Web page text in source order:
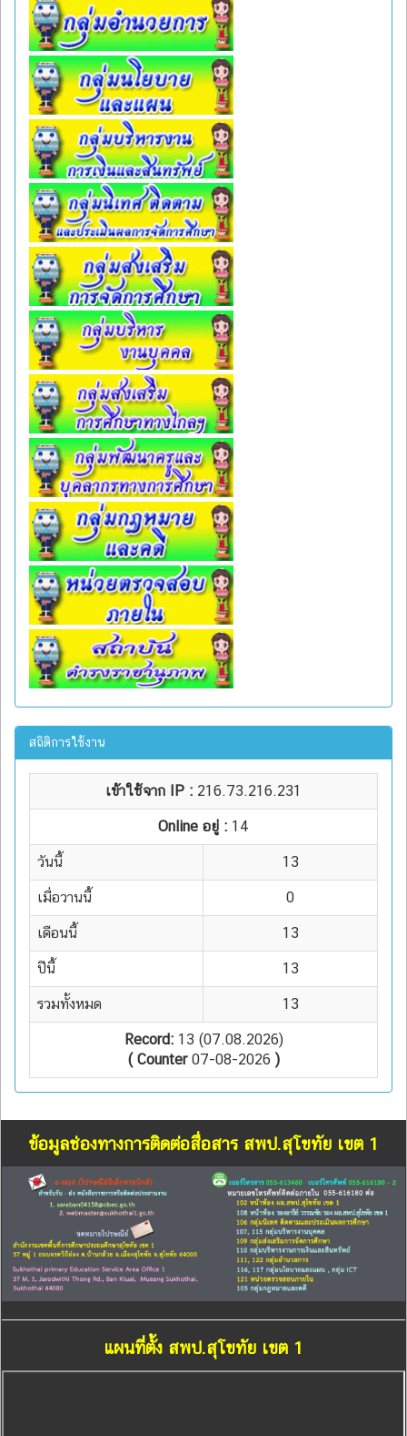
สถิติการใช้งาน
เข้าใช้จาก IP : 216.73.216.231
Online อยู่ : 14
วันนี้ 13
เมื่อวานนี้ 0
เดือนนี้ 13
ปีนี้ 13
รวมทั้งหมด 13
Record:13 (07.08.2026)
( Counter07-08-2026 )
ข้อมูลช่องทางการติดต่อสื่อสาร สพป.สุโขทัย เขต 1
แผนที่ตั้ง สพป.สุโขทัย เขต 1